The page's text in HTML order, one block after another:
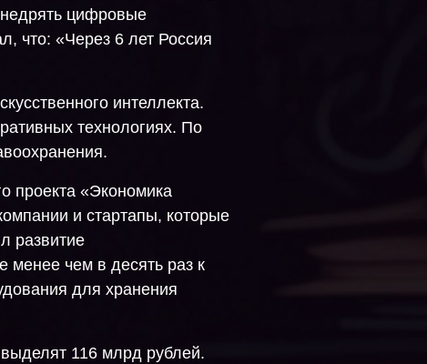
цифровые
что: «Через 6 лет Россия
интеллекта.
технологиях. По
проекта «Экономика
и стартапы, которые
развитие
менее чем в десять раз к
для хранения
выделят 116 млрд рублей.